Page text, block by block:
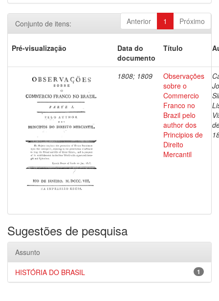
Anterior 1 Próximo
Conjunto de itens:
Pré-visualização
Data do
documento
Título
1808; 1809
Observações
sobre o
Commercio
Franco no
Brazil pelo
author dos
Principios de
Direito
Mercantil
Sugestões de pesquisa
Assunto
1
HISTÓRIA DO BRASIL